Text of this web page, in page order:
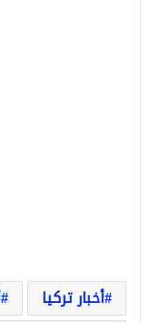
أخبار تركيا